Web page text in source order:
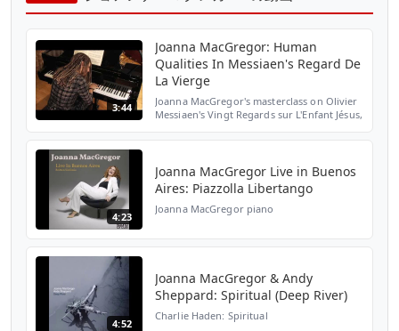
3:44
Joanna MacGregor: Human
Qualities In Messiaen's Regard De
La Vierge
Joanna MacGregor's masterclass on Olivier
Messiaen's Vingt Regards sur L'Enfant Jésus,
4:23
Joanna MacGregor Live in Buenos
Aires: Piazzolla Libertango
Joanna MacGregor piano
4:52
Joanna MacGregor & Andy
Sheppard: Spiritual (Deep River)
Charlie Haden: Spiritual